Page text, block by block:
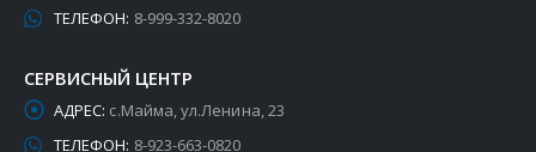
ТЕЛЕФОН: 8-999-332-8020
СЕРВИСНЫЙ ЦЕНТР
АДРЕС: с.Майма, ул.Ленина, 23
ТЕЛЕФОН: 8-923-663-0820